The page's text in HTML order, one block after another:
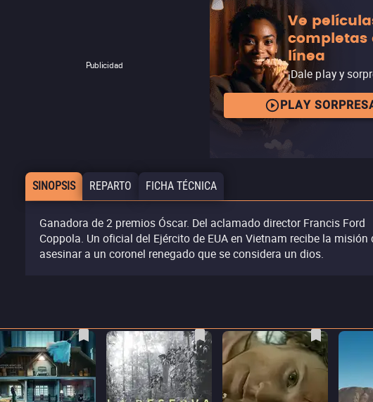
Publicidad
Ve
completas
línea
¡Dale play y
PLAY
SINOPSIS REPARTO FICHA TÉCNICA
Ganadora de 2 premios Óscar. Del aclamado director Francis Ford
Coppola. Un oficial del Ejército de EUA en Vietnam recibe la misión
asesinar a un coronel renegado que se considera un dios.